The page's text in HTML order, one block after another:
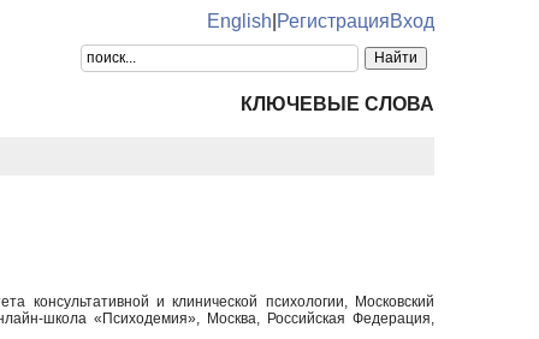
English РегистрацияВход
КЛЮЧЕВЫЕ СЛОВА
консультативной и клинической психологии, Московский
школа «Психодемия», Москва, Российская Федерация,